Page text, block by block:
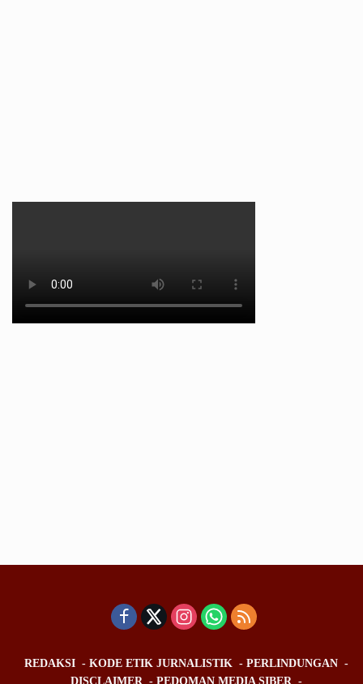
REDAKSI KODE ETIK JURNALISTIK
PERLINDUNGAN
DISCLAIMER
PEDOMAN MEDIA SIBER